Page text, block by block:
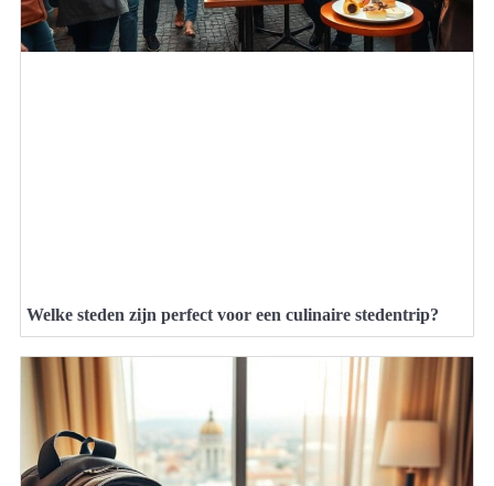
Welke steden zijn perfect voor een culinaire stedentrip?